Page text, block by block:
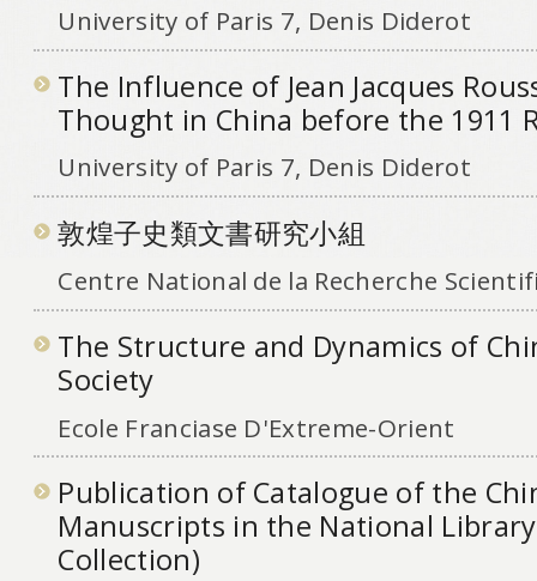
University of Paris 7, Denis Diderot
The Influence of Jean Jacques
Thought in China before the 1911
University of Paris 7, Denis Diderot
敦煌子史類文書研究小組
Centre National de la Recherche
The Structure and Dynamics of
Society
Ecole Franciase D'Extreme-Orient
Publication of Catalogue of the
Manuscripts in the National
Collection)